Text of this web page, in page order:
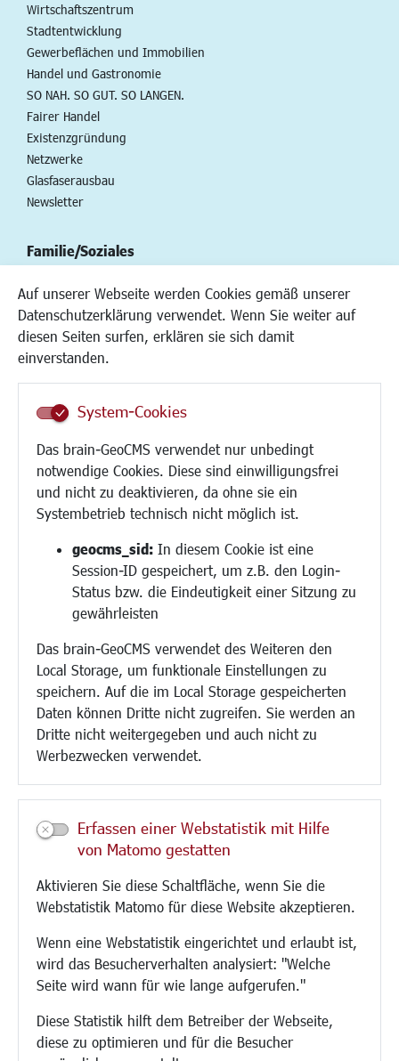
Auf unserer Webseite werden Cookies gemäß unserer
Datenschutzerklärung verwendet. Wenn Sie weiter auf
diesen Seiten surfen, erklären sie sich damit
einverstanden.
System-Cookies
Das brain-GeoCMS verwendet nur unbedingt
notwendige Cookies. Diese sind einwilligungsfrei
und nicht zu deaktivieren, da ohne sie ein
Systembetrieb technisch nicht möglich ist.
geocms_sid: In diesem Cookie ist eine
Session-ID gespeichert, um z.B. den Login-
Status bzw. die Eindeutigkeit einer Sitzung zu
gewährleisten
Das brain-GeoCMS verwendet des Weiteren den
Local Storage, um funktionale Einstellungen zu
speichern. Auf die im Local Storage gespeicherten
Daten können Dritte nicht zugreifen. Sie werden an
Dritte nicht weitergegeben und auch nicht zu
Werbezwecken verwendet.
Erfassen einer Webstatistik mit Hilfe
von Matomo gestatten
Aktivieren Sie diese Schaltfläche, wenn Sie die
Webstatistik Matomo für diese Website akzeptieren.
Wenn eine Webstatistik eingerichtet und erlaubt ist,
wird das Besucherverhalten analysiert: "Welche
Seite wird wann für wie lange aufgerufen."
Diese Statistik hilft dem Betreiber der Webseite,
diese zu optimieren und für die Besucher
Wirtschaftszentrum
Stadtentwicklung
Gewerbeflächen und Immobilien
Handel und Gastronomie
SO NAH. SO GUT. SO LANGEN.
Fairer Handel
Existenzgründung
Netzwerke
Glasfaserausbau
Newsletter
Familie/Soziales
Kinderbetreuung
Kinder und Jugend
Institutionen für Familien
Frauen
Schule
Demokratie leben
Ukrainehilfe
Hilfe für Geflüchtete
Religion
Bauen/Umwelt/Mobilität
Bebauungsplanung
Verkehr/Mobilität
Glasfaserausbau
Aktuelle Baustellen
Paddelteich
CINDY S
Kultur/Freizeit/Tourismus
Veranstaltungen
Neue Stadthalle Langen
Bäder
Musikschule
Stadtbücherei
Stadtarchiv
Museen
Hotels/Unterkünfte
Gastronomie
Kunstszene